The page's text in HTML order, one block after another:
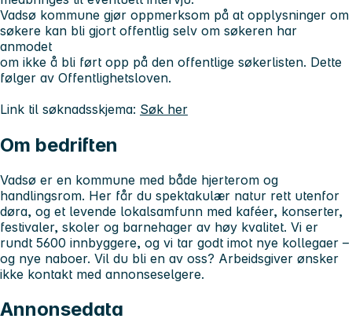
Vadsø kommune gjør oppmerksom på at opplysninger om
søkere kan bli gjort offentlig selv om søkeren har
anmodet
om ikke å bli ført opp på den offentlige søkerlisten. Dette
følger av Offentlighetsloven.
Link til søknadsskjema: Søk her
Om bedriften
Vadsø er en kommune med både hjerterom og
handlingsrom. Her får du spektakulær natur rett utenfor
døra, og et levende lokalsamfunn med kaféer, konserter,
festivaler, skoler og barnehager av høy kvalitet. Vi er
rundt 5600 innbyggere, og vi tar godt imot nye kollegaer –
og nye naboer. Vil du bli en av oss? Arbeidsgiver ønsker
ikke kontakt med annonseselgere.
Annonsedata